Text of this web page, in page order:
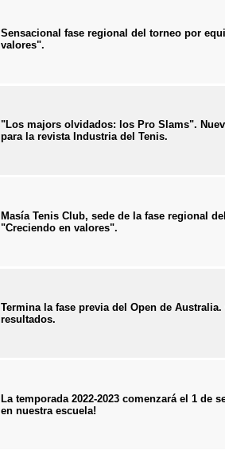
Sensacional fase regional del torneo por
valores".
"Los majors olvidados: los Pro Slams".
para la revista Industria del Tenis.
Masía Tenis Club, sede de la fase regional
"Creciendo en valores".
Termina la fase previa del Open de
resultados.
La temporada 2022-2023 comenzará el 1 de
en nuestra escuela!